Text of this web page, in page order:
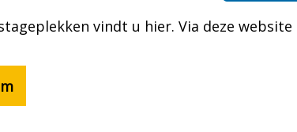
vindt u hier. Via deze